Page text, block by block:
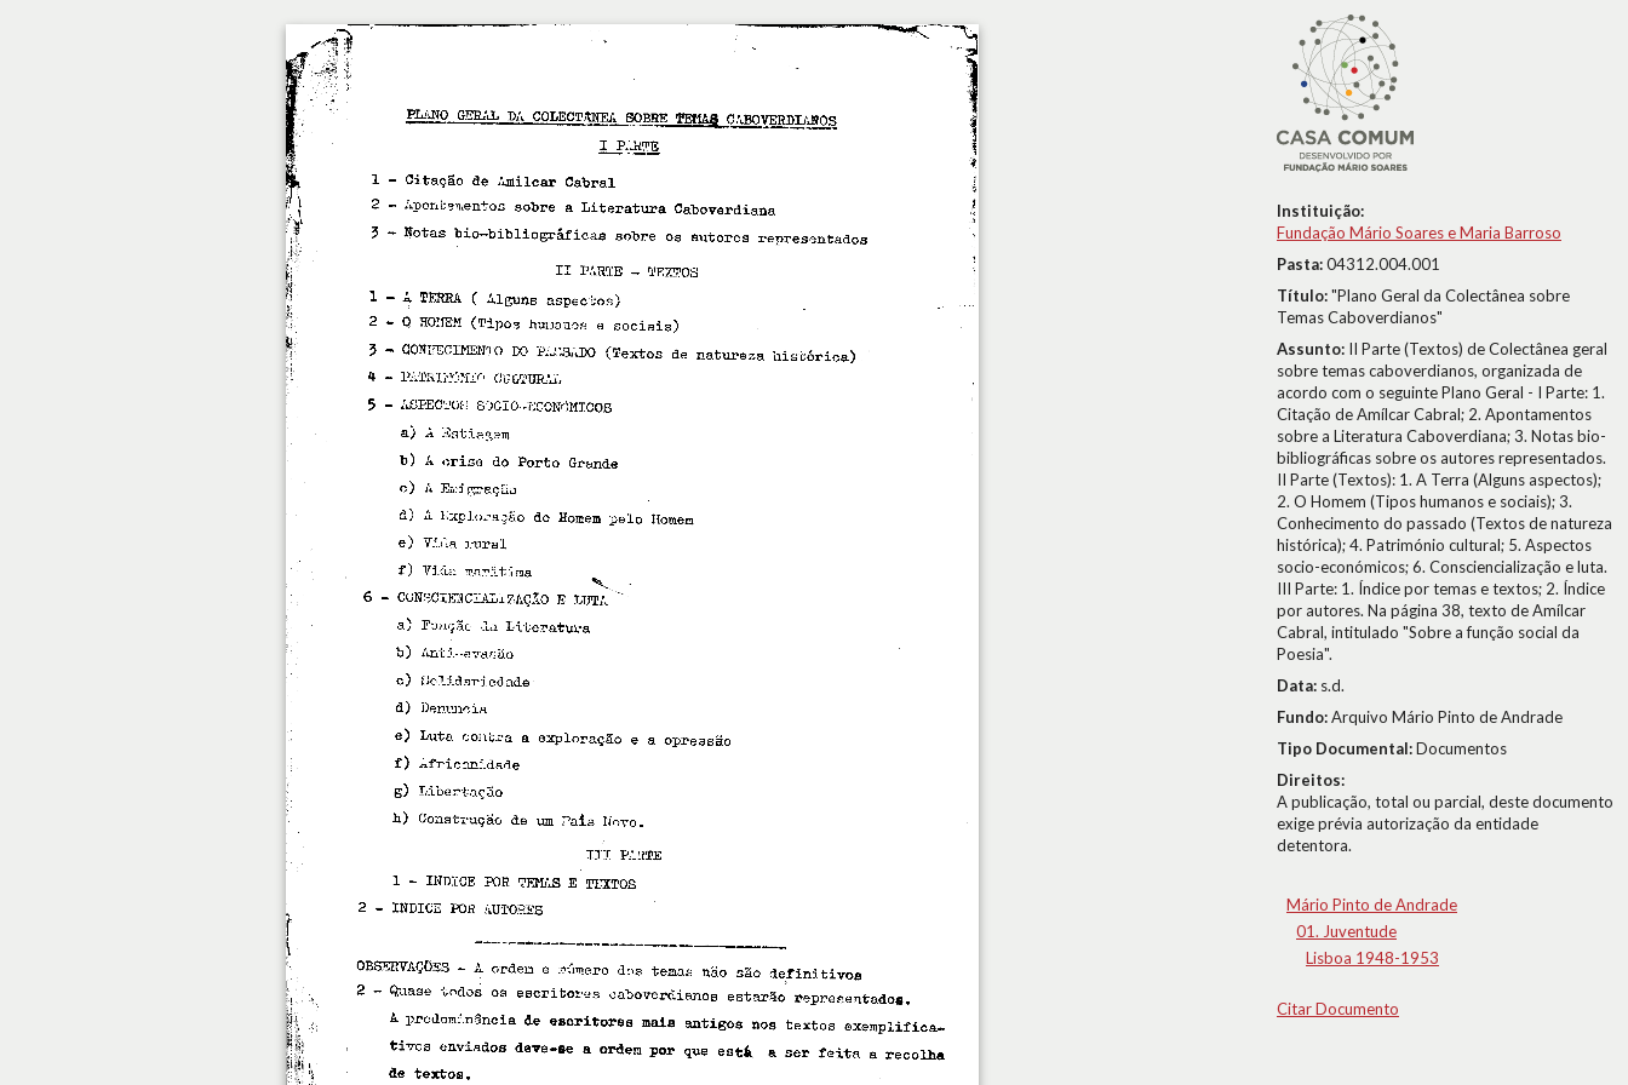
Instituição:
Fundação Mário Soares e Maria Barroso
Pasta:04312.004.001
Título:"Plano Geral da Colectânea sobre
Temas Caboverdianos"
Assunto: II Parte (Textos) de Colectânea geral
sobre temas caboverdianos, organizada de
acordo com o seguinte Plano Geral - I Parte: 1.
Citação de Amílcar Cabral; 2. Apontamentos
sobre a Literatura Caboverdiana; 3. Notas bio-
bibliográficas sobre os autores representados.
II Parte (Textos): 1. A Terra (Alguns aspectos);
2. O Homem (Tipos humanos e sociais); 3.
Conhecimento do passado (Textos de natureza
histórica); 4. Património cultural; 5. Aspectos
socio-económicos; 6. Consciencialização e luta.
III Parte: 1. Índice por temas e textos; 2. Índice
por autores. Na página 38, texto de Amílcar
Cabral, intitulado "Sobre a função social da
Poesia".
Data: s.d.
Fundo:Arquivo Mário Pinto de Andrade
Tipo Documental:Documentos
Direitos:
A publicação, total ou parcial, deste documento
exige prévia autorização da entidade
detentora.
Mário Pinto de Andrade
01. Juventude
Lisboa 1948-1953
Citar Documento